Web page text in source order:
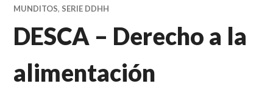
MUNDITOS, SERIE DDHH
DESCA – Derecho a la
alimentación